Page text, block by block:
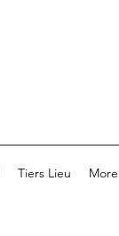
Tiers Lieu More